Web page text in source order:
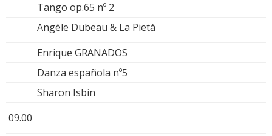
Tango op.65 nº 2
Angèle Dubeau & La Pietà
Enrique GRANADOS
Danza española nº5
Sharon Isbin
09.00